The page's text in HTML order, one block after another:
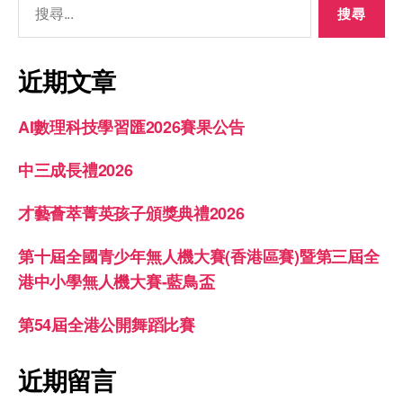
近期文章
AI數理科技學習匯2026賽果公告
中三成長禮2026
才藝薈萃菁英孩子頒獎典禮2026
第十屆全國青少年無人機大賽(香港區賽)暨第三屆全
港中小學無人機大賽-藍鳥盃
第54屆全港公開舞蹈比賽
近期留言